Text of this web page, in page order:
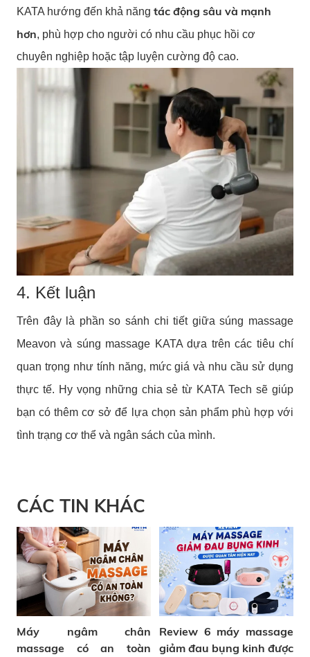
KATA hướng đến khả năng tác động sâu và mạnh
hơn, phù hợp cho người có nhu cầu phục hồi cơ
chuyên nghiệp hoặc tập luyện cường độ cao.
4. Kết luận
Trên đây là phần so sánh chi tiết giữa súng massage
Meavon và súng massage KATA dựa trên các tiêu chí
quan trọng như tính năng, mức giá và nhu cầu sử dụng
thực tế. Hy vọng những chia sẻ từ KATA Tech sẽ giúp
bạn có thêm cơ sở để lựa chọn sản phẩm phù hợp với
tình trạng cơ thể và ngân sách của mình.
CÁC TIN KHÁC
Máy ngâm chân
massage có an toàn
Review 6 máy massage
giảm đau bụng kinh được